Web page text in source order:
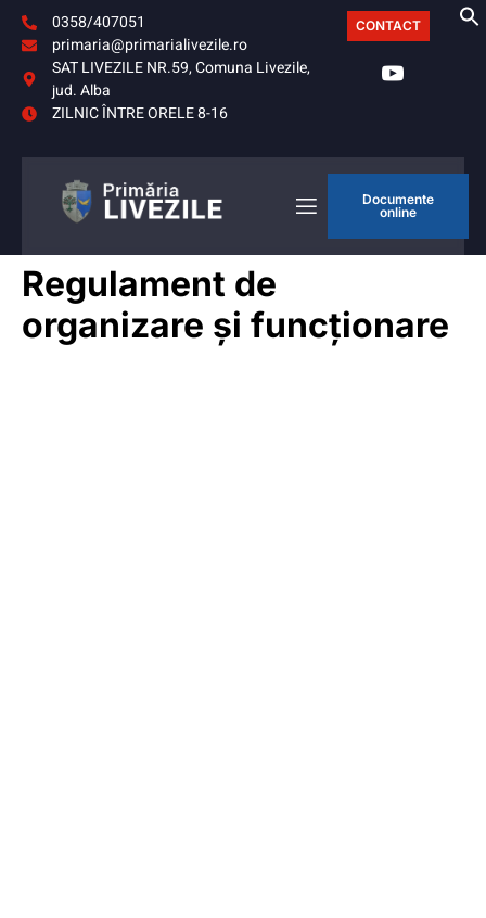
0358/407051
primaria@primarialivezile.ro
SAT LIVEZILE NR.59, Comuna Livezile,
jud. Alba
ZILNIC ÎNTRE ORELE 8-16
CONTACT
Documente
online
Regulament de
organizare și funcționare